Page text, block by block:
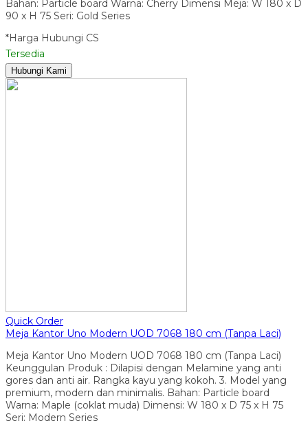
Bahan: Particle board Warna: Cherry Dimensi Meja: W 180 x D
90 x H 75 Seri: Gold Series
*Harga Hubungi CS
Tersedia
Hubungi Kami
Quick Order
Meja Kantor Uno Modern UOD 7068 180 cm (Tanpa Laci)
Meja Kantor Uno Modern UOD 7068 180 cm (Tanpa Laci)
Keunggulan Produk : Dilapisi dengan Melamine yang anti
gores dan anti air. Rangka kayu yang kokoh. 3. Model yang
premium, modern dan minimalis. Bahan: Particle board
Warna: Maple (coklat muda) Dimensi: W 180 x D 75 x H 75
Seri: Modern Series